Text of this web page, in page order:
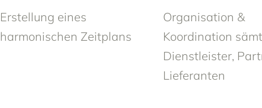
Erstellung eines
harmonischen Zeitplans
Organisation &
Koordination
Dienstleister,
Lieferanten